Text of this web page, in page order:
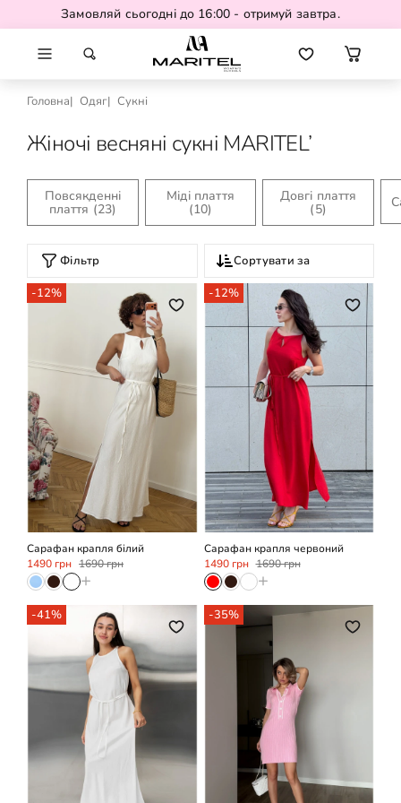
Замовляй сьогодні до 16:00 - отримуй завтра.
Головна Одяг Сукні
Жіночі весняні сукні MARITEL’
Повсякденні
плаття (23)
Міді плаття
(10)
Довгі плаття
(5)
Фільтр Сортувати за
-12%
M/L
Сарафан крапля білий
1490 грн 1690 грн
+
-12%
XS/S M/L XL
Сарафан крапля червоний
1490 грн 1690 грн
+
-41% -35%
OneSize